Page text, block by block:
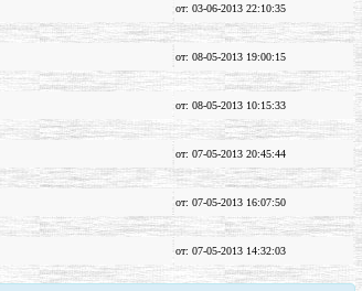
от: 03-06-2013 22:10:35
от: 08-05-2013 19:00:15
от: 08-05-2013 10:15:33
от: 07-05-2013 20:45:44
от: 07-05-2013 16:07:50
от: 07-05-2013 14:32:03